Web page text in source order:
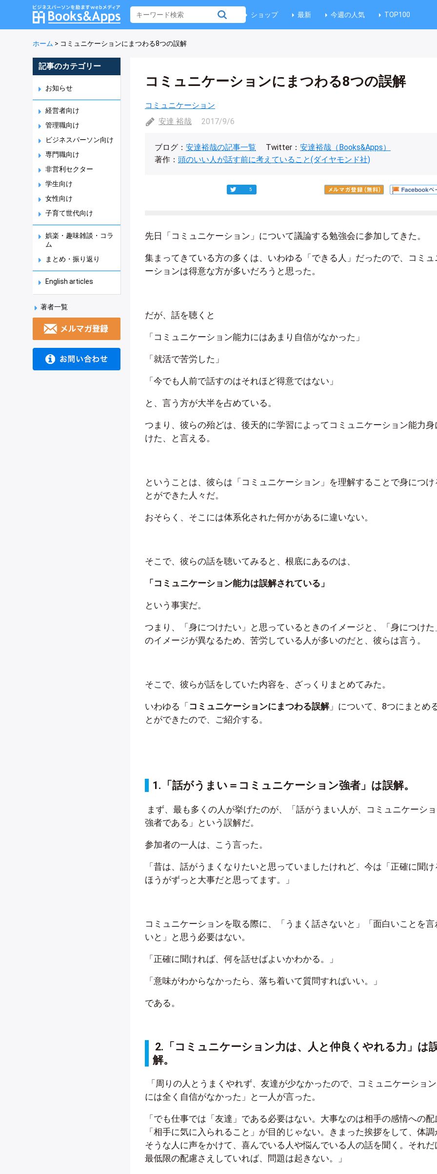
ショップ 最新 今週の人気 TOP100
ホーム > コミュニケーションにまつわる8つの誤解
記事のカテゴリー
お知らせ
経営者向け
管理職向け
ビジネスパーソン向け
専門職向け
非営利セクター
学生向け
女性向け
子育て世代向け
娯楽・趣味雑談・コラ
ム
まとめ・振り返り
English articles
著者一覧
コミュニケーションにまつわる8つの誤解
コミュニケーション
安達 裕哉
2017/9/6
ブログ： 安達裕哉の記事一覧 Twitter： 安達裕哉（Books&Apps）
著作： 頭のいい人が話す前に考えていること(ダイヤモンド社)
5
先日「コミュニケーション」について議論する勉強会に参加してきた。
集まってきている方の多くは、いわゆる「できる人」だったので、コミュ
ーションは得意な方が多いだろうと思った。
だが、話を聴くと
「コミュニケーション能力にはあまり自信がなかった」
「就活で苦労した」
「今でも人前で話すのはそれほど得意ではない」
と、言う方が大半を占めている。
つまり、彼らの殆どは、後天的に学習によってコミュニケーション能力身
けた、と言える。
ということは、彼らは「コミュニケーション」を理解することで身につけ
とができた人々だ。
おそらく、そこには体系化された何かがあるに違いない。
そこで、彼らの話を聴いてみると、根底にあるのは、
「コミュニケーション能力は誤解されている」
という事実だ。
つまり、「身につけたい」と思っているときのイメージと、「身につけた
のイメージが異なるため、苦労している人が多いのだと、彼らは言う。
そこで、彼らが話をしていた内容を、ざっくりまとめてみた。
いわゆる「 コミュニケーションにまつわる誤解」について、8つにまとめ
とができたので、ご紹介する。
1.「 話がうまい＝コミュニケーション強者」は誤解。
まず、最も多くの人が挙げたのが、「話がうまい人が、コミュニケーシ
強者である」という誤解だ。
参加者の一人は、こう言った。
「昔は、話がうまくなりたいと思っていましたけれど、今は「正確に聞け
ほうがずっと大事だと思ってます。」
コミュニケーションを取る際に、「うまく話さないと」「面白いことを言
いと」と思う必要はない。
「正確に聞ければ、何を話せばよいかわかる。」
「意味がわからなかったら、落ち着いて質問すればいい。」
である。
2.「 コミュニケーション力は、人と仲良くやれる力」は
解。
「周りの人とうまくやれず、友達が少なかったので、コミュニケーショ
には全く自信がなかった」と一人が言った。
「でも仕事では「友達」である必要はない。大事なのは相手の感情への配
「相手に気に入られること」が目的じゃない。きまった挨拶をして、体調
そうな人に声をかけて、喜んでいる人や悩んでいる人の話を聞く。それだ
最低限の配慮さえしていれば、問題は起きない。」